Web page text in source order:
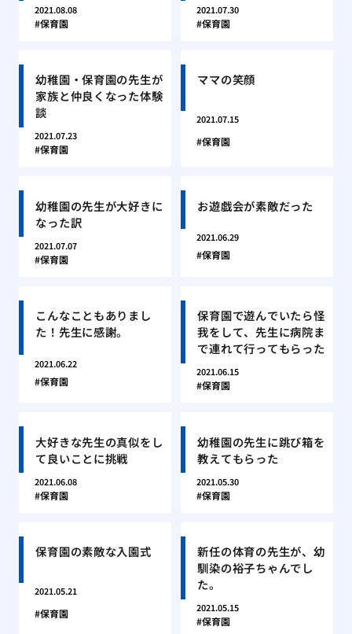
2021.08.08
保育園
2021.07.30
保育園
幼稚園・保育園の先生が
家族と仲良くなった体験
談
2021.07.23
保育園
ママの笑顔
2021.07.15
保育園
幼稚園の先生が大好きに
なった訳
2021.07.07
保育園
お遊戯会が素敵だった
2021.06.29
保育園
こんなこともありまし
た！先生に感謝。
2021.06.22
保育園
保育園で遊んでいたら怪
我をして、先生に病院ま
で連れて行ってもらった
2021.06.15
保育園
大好きな先生の真似をし
て良いことに挑戦
2021.06.08
保育園
幼稚園の先生に跳び箱を
教えてもらった
2021.05.30
保育園
保育園の素敵な入園式
2021.05.21
保育園
新任の体育の先生が、幼
馴染の裕子ちゃんでし
た。
2021.05.15
保育園